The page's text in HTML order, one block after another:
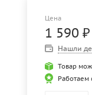
Цена
1 590 ₽
Нашли
Товар
Работаем